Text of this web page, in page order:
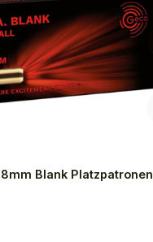
8mm Blank Platzpatronen